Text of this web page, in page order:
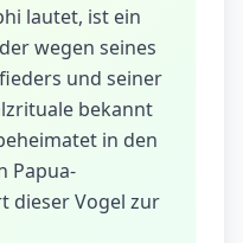
lautet, ist ein
wegen seines
und seiner
bekannt
in den
Papua-
dieser Vogel zur